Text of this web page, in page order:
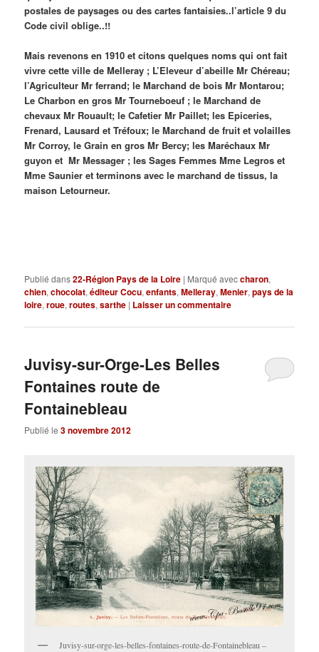
postales de paysages ou des cartes fantaisies..l’article 9 du
Code civil oblige..!!
Mais revenons en 1910 et citons quelques noms qui ont fait
vivre cette ville de Melleray ; L’Eleveur d’abeille Mr Chéreau;
l’Agriculteur Mr ferrand; le Marchand de bois Mr Montarou;
Le Charbon en gros Mr Tourneboeuf ; le Marchand de
chevaux Mr Rouault; le Cafetier Mr Paillet; les Epiceries,
Frenard, Lausard et Tréfoux; le Marchand de fruit et volailles
Mr Corroy, le Grain en gros Mr Bercy; les Maréchaux Mr
guyon et Mr Messager ; les Sages Femmes Mme Legros et
Mme Saunier et terminons avec le marchand de tissus,la
maison Letourneur.
Publié dans22-Région Pays de la Loire | Marqué aveccharon,
chien,chocolat,éditeur Cocu,enfants,Melleray,Menier,pays de la
loire,roue,routes,sarthe | Laisser un commentaire
Juvisy-sur-Orge-Les Belles
Fontaines route de
Fontainebleau
Publié le3 novembre 2012
Juvisy-sur-orge-les-belles-fontaines-route-de-Fontainebleau –